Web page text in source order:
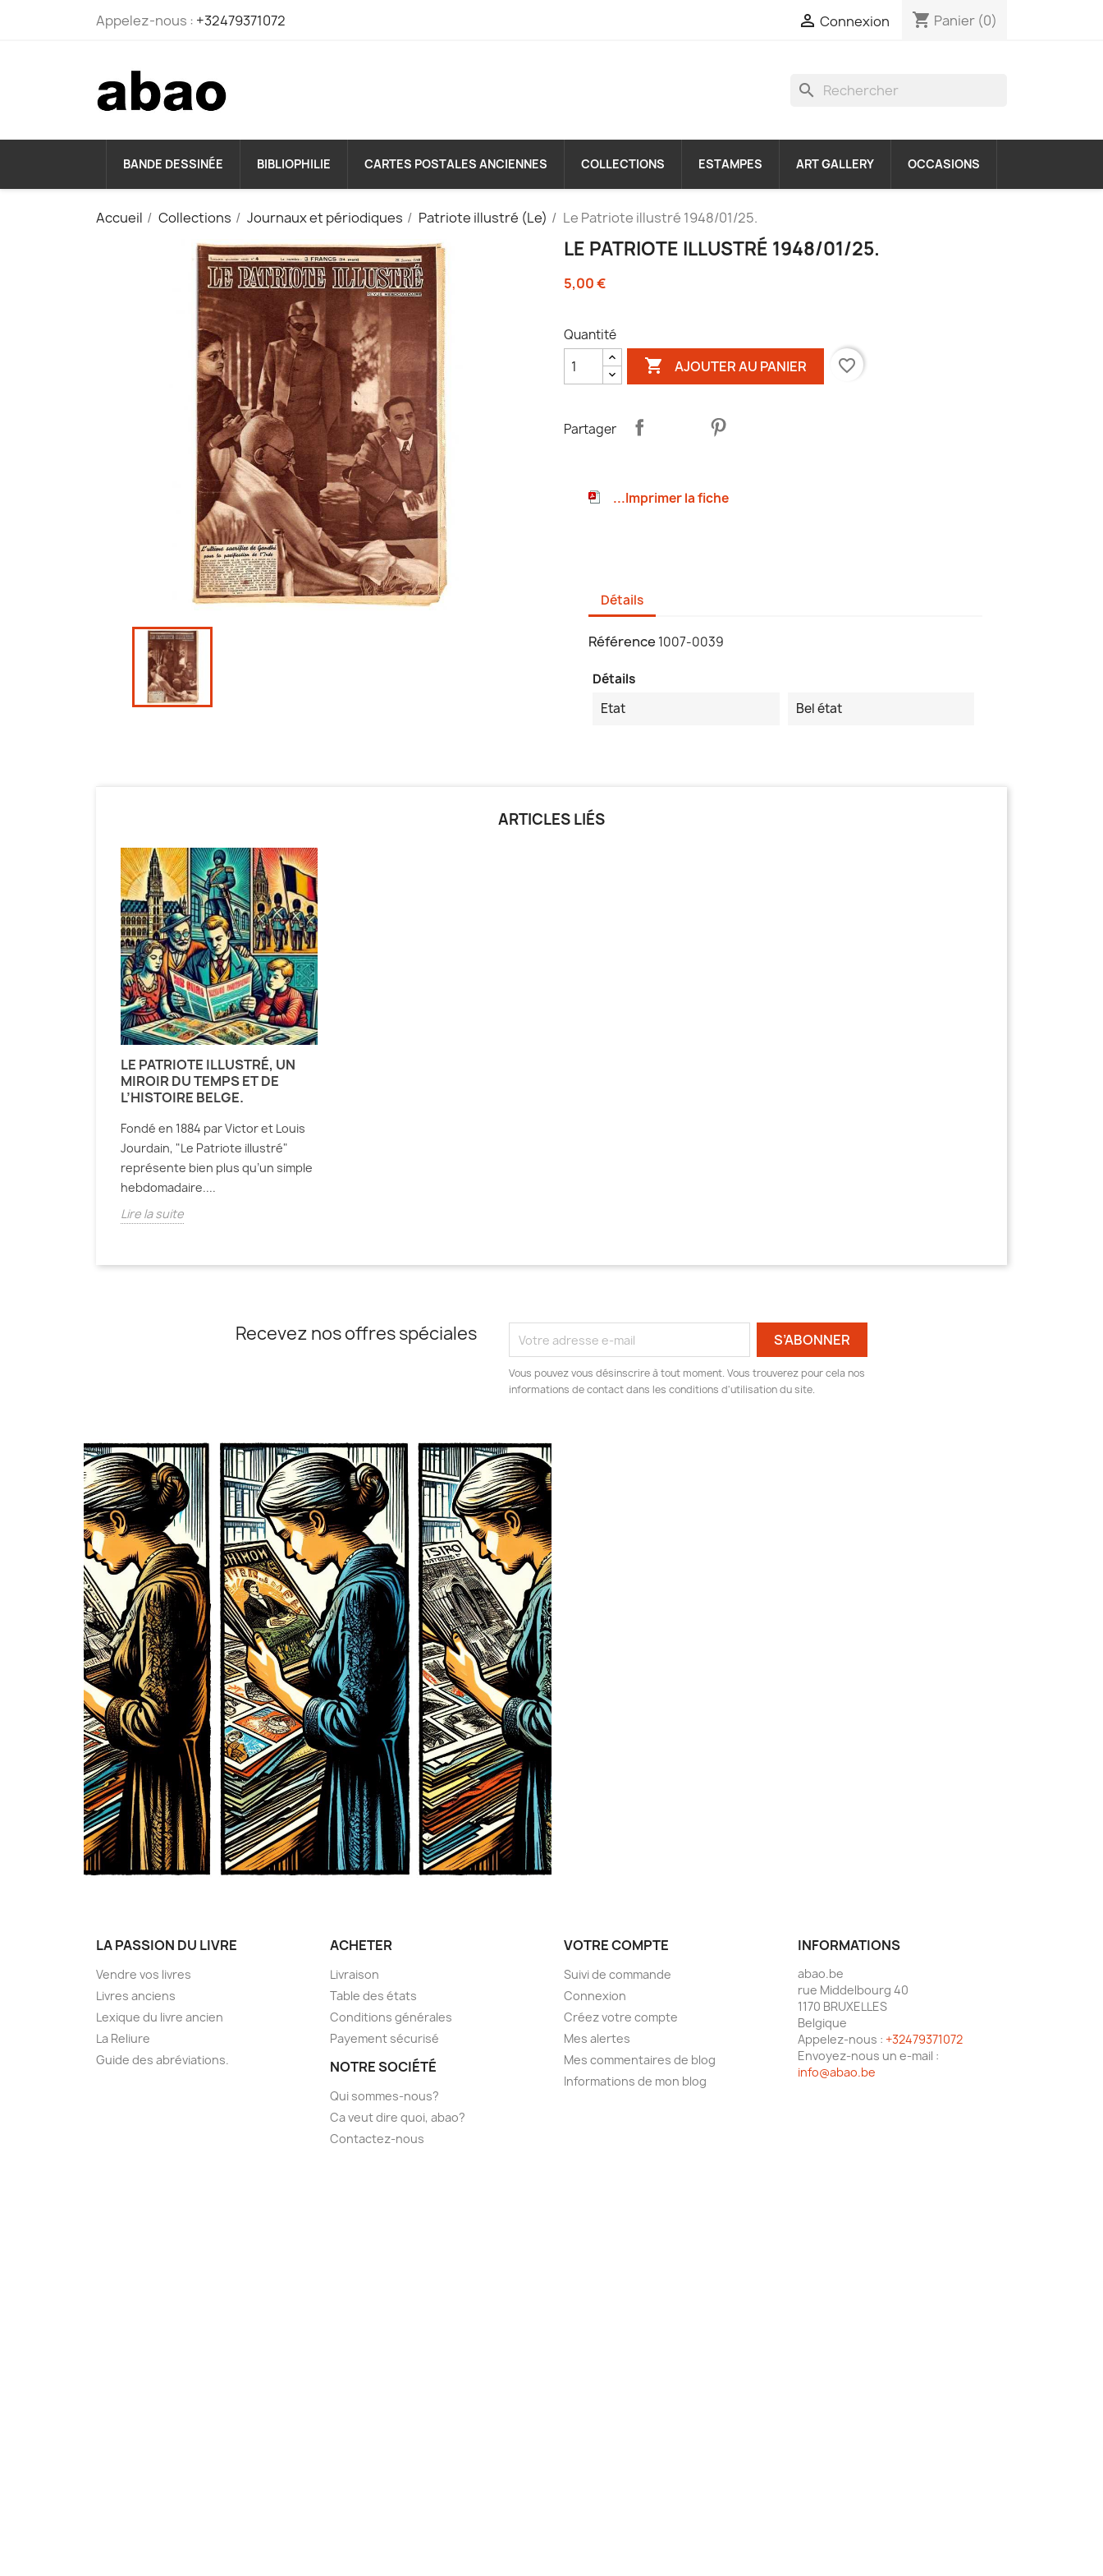
Appelez-nous : +32479371072  Connexion shopping_cart Panier (0)
search
BANDE DESSINÉE BIBLIOPHILIE CARTES POSTALES ANCIENNES COLLECTIONS ESTAMPES ART GALLERY OCCASIONS
Accueil Collections Journaux et périodiques Patriote illustré (Le) Le Patriote illustré 1948/01/25.
LE PATRIOTE ILLUSTRÉ 1948/01/25.
5,00 €
Quantité
 AJOUTER AU PANIER favorite_border
Partager
...Imprimer la fiche
Détails
Référence 1007-0039
Détails
Etat
Bel état
ARTICLES LIÉS
LE PATRIOTE ILLUSTRÉ, UN
MIROIR DU TEMPS ET DE
L’HISTOIRE BELGE.
Fondé en 1884 par Victor et Louis
Jourdain, "Le Patriote illustré"
représente bien plus qu’un simple
hebdomadaire....
Lire la suite
Recevez nos offres spéciales
Vous pouvez vous désinscrire à tout moment. Vous trouverez pour cela nos
informations de contact dans les conditions d'utilisation du site.
LA PASSION DU LIVRE
Vendre vos livres
Livres anciens
Lexique du livre ancien
La Reliure
Guide des abréviations.
ACHETER
Livraison
Table des états
Conditions générales
Payement sécurisé
NOTRE SOCIÉTÉ
Qui sommes-nous?
Ca veut dire quoi, abao?
Contactez-nous
VOTRE COMPTE
Suivi de commande
Connexion
Créez votre compte
Mes alertes
Mes commentaires de blog
Informations de mon blog
INFORMATIONS
abao.be
rue Middelbourg 40
1170 BRUXELLES
Belgique
Appelez-nous : +32479371072
Envoyez-nous un e-mail :
info@abao.be